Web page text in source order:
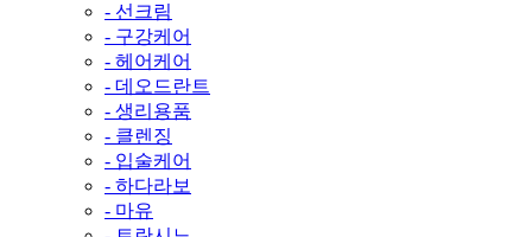
- 선크림
- 구강케어
- 헤어케어
- 데오드란트
- 생리용품
- 클렌징
- 입술케어
- 하다라보
- 마유